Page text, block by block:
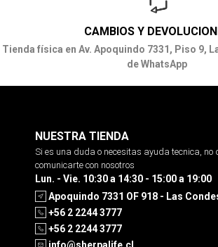
CAMBIOS Y
Tienda física en Av. Apoquindo 7331, Piso 9,
de WhatsApp
NUESTRA TIENDA
Si es una duda o necesitas ayuda tecnica, no
comunicarte con nosotros
Lun. - Vie. 10:30 a 14:30 - 15:00 a 19:00
Apoquindo 7331 OF 918 - Las
+56 2 2244 3777
+56 2 2244 3777
info@sherpalife.cl